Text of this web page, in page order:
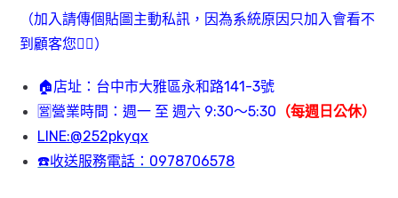
（加入請傳個貼圖主動私訊，因為系統原因只加入會看不
到顧客您🙇‍♂️）
🏠店址：台中市大雅區永和路141-3號
🈺️營業時間：週一 至 週六 9:30～5:30 （每週日公休）
LINE:@252pkyqx
☎️收送服務電話：0978706578